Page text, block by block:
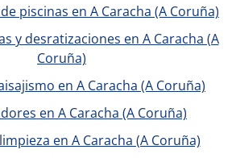
piscinas en A Caracha (A Coruña)
y desratizaciones en A Caracha (A
Coruña)
en A Caracha (A Coruña)
en A Caracha (A Coruña)
en A Caracha (A Coruña)